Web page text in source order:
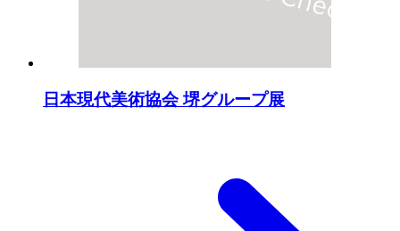
日本現代美術協会 堺グループ展